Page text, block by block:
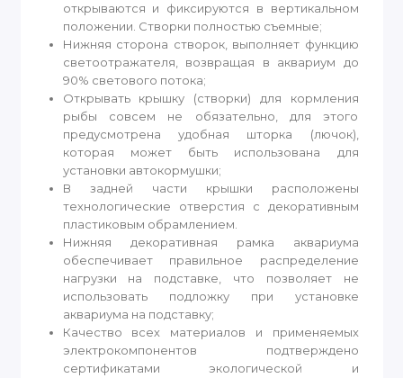
открываются и фиксируются в вертикальном
положении. Створки полностью съемные;
Нижняя сторона створок, выполняет функцию
светоотражателя, возвращая в аквариум до
90% светового потока;
Открывать крышку (створки) для кормления
рыбы совсем не обязательно, для этого
предусмотрена удобная шторка (лючок),
которая может быть использована для
установки автокормушки;
В задней части крышки расположены
технологические отверстия с декоративным
пластиковым обрамлением.
Нижняя декоративная рамка аквариума
обеспечивает правильное распределение
нагрузки на подставке, что позволяет не
использовать подложку при установке
аквариума на подставку;
Качество всех материалов и применяемых
электрокомпонентов подтверждено
сертификатами экологической и